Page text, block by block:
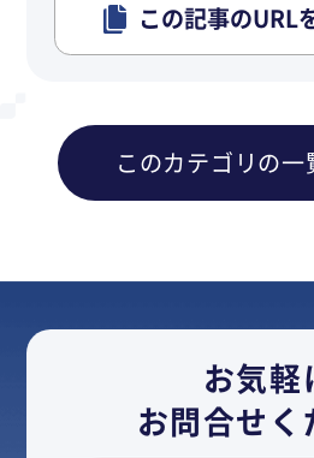
この記事のURL
このカテゴリの一
お気軽
お問合せく